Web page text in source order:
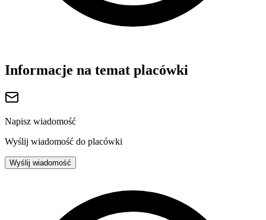
Informacje na temat placówki
Napisz wiadomość
Wyślij wiadomość do placówki
Wyślij wiadomość